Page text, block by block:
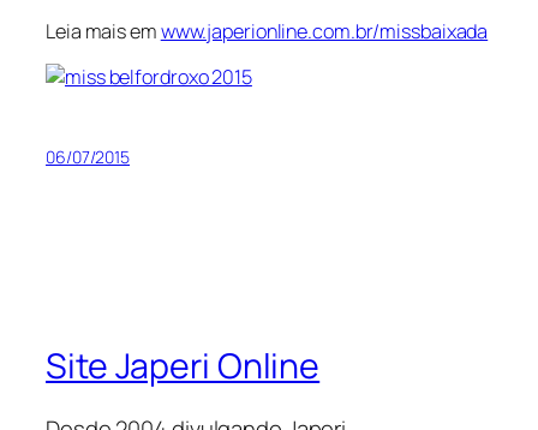
Leia mais emwww.japerionline.com.br/missbaixada
06/07/2015
Site Japeri Online